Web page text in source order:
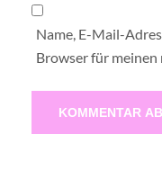
Name, E-Mail-
Browser für